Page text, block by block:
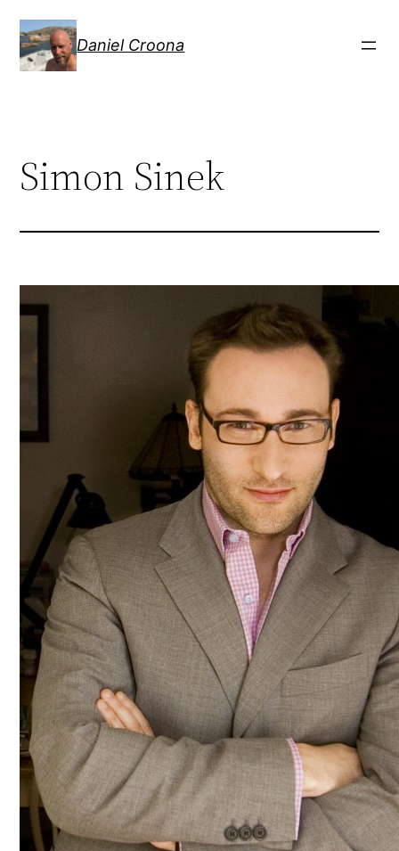
innehåll
Daniel Croona
Simon Sinek